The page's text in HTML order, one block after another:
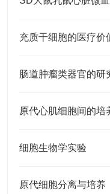
充质干细胞的医疗价
肠道肿瘤类器官的研
原代心肌细胞间的培
细胞生物学实验
原代细胞分离与培养